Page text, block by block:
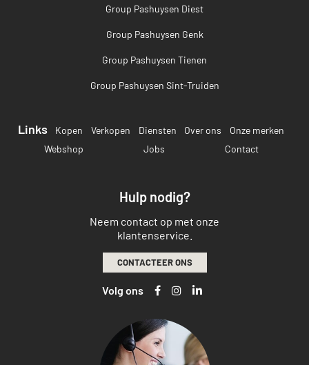
Hulp nodig?
Neem contact op met onze
klantenservice.
CONTACTEER ONS
Volg ons
Group Pashuysen Diest
Group Pashuysen Genk
Group Pashuysen Tienen
Group Pashuysen Sint-Truiden
Links Kopen Verkopen Diensten Over ons
Onze merken
Webshop
Jobs Contact